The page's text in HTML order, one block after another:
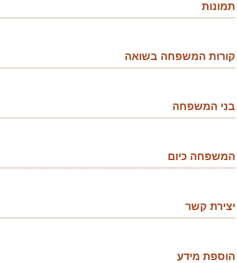
תמונות
קורות המשפחה בשואה
בני המשפחה
המשפחה כיום
יצירת קשר
הוספת מידע